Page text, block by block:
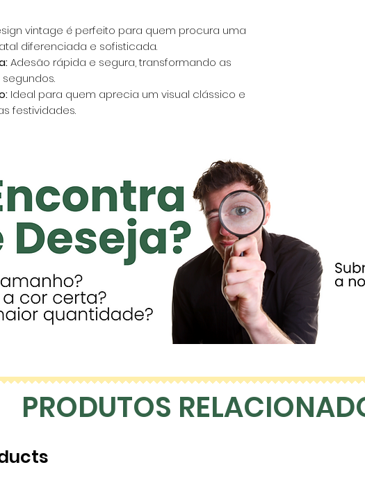
vintage é perfeito para quem procura uma
diferenciada e sofisticada.
Adesão rápida e segura, transformando as
Ideal para quem aprecia um visual clássico e
festividades.
PRODUTOS